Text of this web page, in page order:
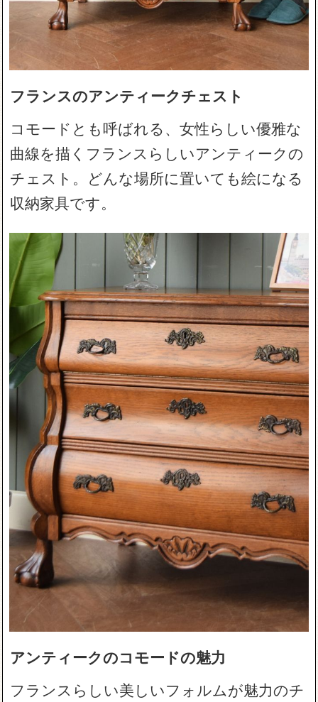
フランスのアンティークチェスト
コモードとも呼ばれる、女性らしい優雅な
曲線を描くフランスらしいアンティークの
チェスト。どんな場所に置いても絵になる
収納家具です。
アンティークのコモードの魅力
フランスらしい美しいフォルムが魅力のチ